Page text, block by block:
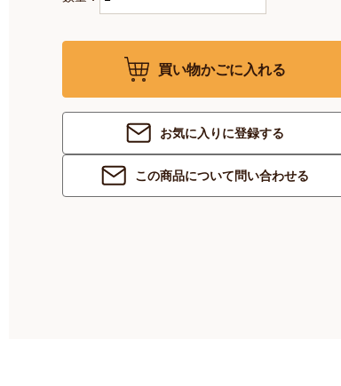
買い物かごに入れる
お気に入りに登録する
この商品について問い合わせる